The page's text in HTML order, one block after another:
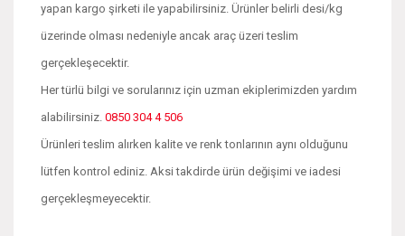
yapan kargo şirketi ile yapabilirsiniz. Ürünler belirli desi/kg
üzerinde olması nedeniyle ancak araç üzeri teslim
gerçekleşecektir.
Her türlü bilgi ve sorularınız için uzman ekiplerimizden yardım
alabilirsiniz. 0850 304 4 506
Ürünleri teslim alırken kalite ve renk tonlarının aynı olduğunu
lütfen kontrol ediniz. Aksi takdirde ürün değişimi ve iadesi
gerçekleşmeyecektir.